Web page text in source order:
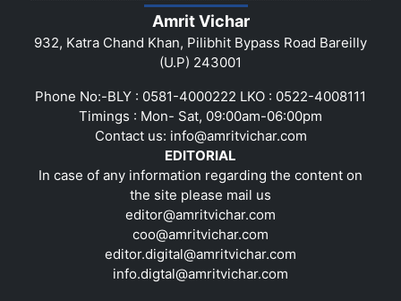
Amrit Vichar
932, Katra Chand Khan, Pilibhit Bypass Road Bareilly
(U.P) 243001
Phone No:-BLY : 0581-4000222 LKO : 0522-4008111
Timings : Mon- Sat, 09:00am-06:00pm
Contact us: info@amritvichar.com
EDITORIAL
In case of any information regarding the content on
the site please mail us
editor@amritvichar.com
coo@amritvichar.com
editor.digital@amritvichar.com
info.digtal@amritvichar.com